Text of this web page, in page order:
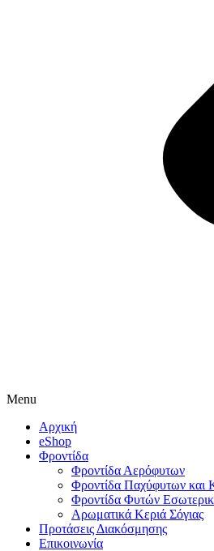
Menu
Αρχική
eShop
Φροντίδα
Φροντίδα Αερόφυτων
Φροντίδα Παχύφυτων και
Φροντίδα Φυτών
Αρωματικά Κεριά Σόγιας
Προτάσεις Διακόσμησης
Επικοινωνία